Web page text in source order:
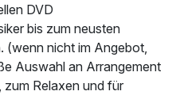
DVD
bis zum neusten
(wenn nicht im Angebot,
Auswahl an Arrangement
Relaxen und für